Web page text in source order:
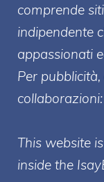
comprende
indipendente
appassionati
Per
collaborazioni:
This website
inside the